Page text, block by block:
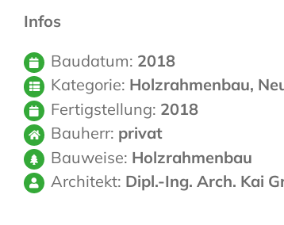
Infos
Baudatum: 2018
Kategorie: Holzrahmenbau,
Fertigstellung: 2018
Bauherr: privat
Bauweise: Holzrahmenbau
Architekt: Dipl.-Ing. Arch. Kai